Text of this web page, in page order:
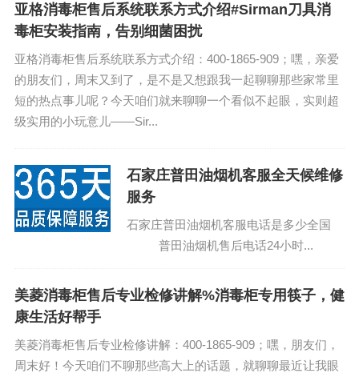
亚格消毒柜售后系统联系方式介绍#Sirman刀具消
毒柜安装指南，告别细菌困扰
亚格消毒柜售后系统联系方式介绍：400-1865-909；嘿，亲爱
的朋友们，周末又到了，是不是又想跟我一起聊聊那些家常里
短的热点事儿呢？今天咱们就来聊聊一个看似不起眼，实则超
级实用的小玩意儿——Sir...
石家庄普田油烟机客服全天候维修
服务
石家庄普田油烟机客服电话是多少全国
普田油烟机售后电话24小时...
美菱消毒柜售后专业检修讲解%消毒柜专用筷子，健
康生活好帮手
美菱消毒柜售后专业检修讲解：400-1865-909；嘿，朋友们，
周末好！今天咱们不聊那些高大上的话题，就聊聊最近让我眼